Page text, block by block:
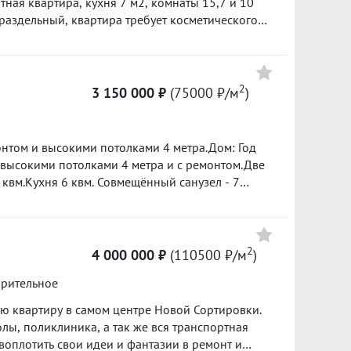
107300 ₽/м²
92900 ₽/м²
квартира требует косметического
соседи порядочные. Инфраструктура:
рядом ТЦ, магазины, хорошая транспортная
уместен! ID объекта в нашей базе:
3 150 000 ₽ (75000 ₽/м2)
и высокими потолками 4 метра.Дом: Год
потолками 4 метра и с ремонтом.Две
6 квм. Совмещённый санузел - 7
вся мебель и техника.Инфраструктура:
ходьбы.Юридическая чистота: Один
сделке. Возможна покупка по ипотеке. ID
4 000 000 ₽ (110500 ₽/м2)
в самом центре Новой Сортировки.
поликлиника, а так же вся транспортная
свои идеи и фантазии в ремонт и